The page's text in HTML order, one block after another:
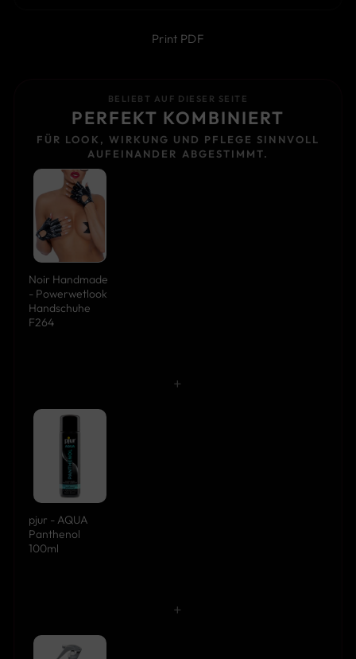
Print PDF
BELIEBT AUF DIESER SEITE
PERFEKT KOMBINIERT
FÜR LOOK, WIRKUNG UND PFLEGE SINNVOLL
AUFEINANDER ABGESTIMMT.
Noir Handmade
- Powerwetlook
Handschuhe
F264
+
pjur - AQUA
Panthenol
100ml
+